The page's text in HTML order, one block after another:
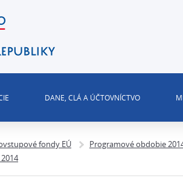
DANE, CLÁ A ÚČTOVNÍCTVO
fondy EÚ Programové obdobie